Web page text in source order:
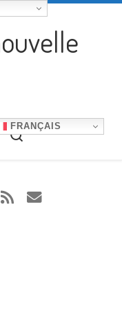
FRANÇAIS
Search